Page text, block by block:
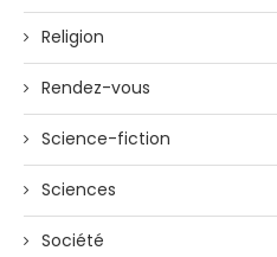
Religion
Rendez-vous
Science-fiction
Sciences
Société